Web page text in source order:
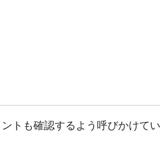
トも確認するよう呼びかけてい